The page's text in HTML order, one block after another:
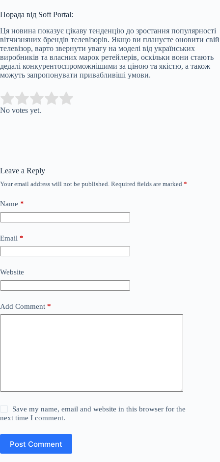
Порада від Soft Portal:
Ця новина показує цікаву тенденцію до зростання популярності
вітчизняних брендів телевізорів. Якщо ви плануєте оновити свій
телевізор, варто звернути увагу на моделі від українських
виробників та власних марок ретейлерів, оскільки вони стають
дедалі конкурентоспроможнішими за ціною та якістю, а також
можуть запропонувати привабливіші умови.
Rate this item:
No votes yet.
Leave a Reply
Your email address will not be published. Required fields are marked *
Name *
Email *
Website
Add Comment *
Save my name, email and website in this browser for the
next time I comment.
Post Comment